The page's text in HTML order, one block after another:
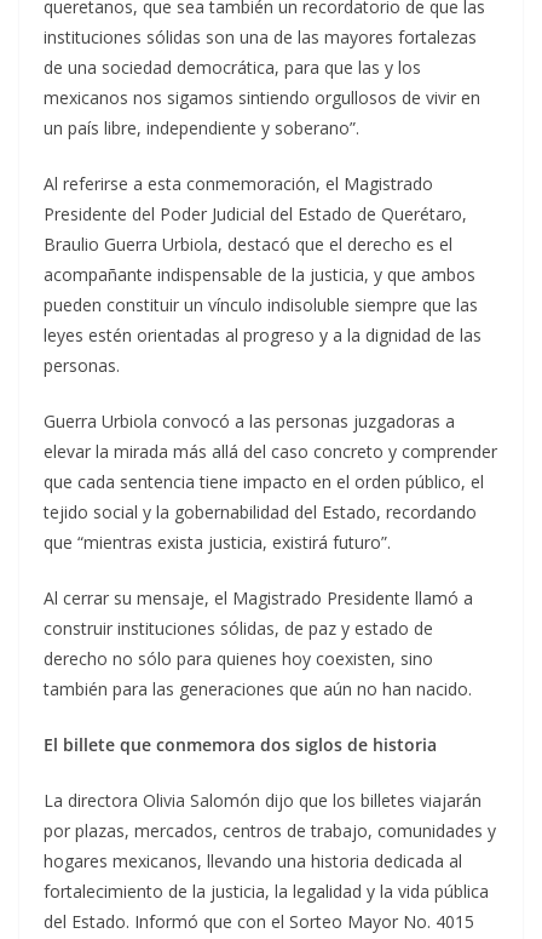
queretanos, que sea también un recordatorio de que las
instituciones sólidas son una de las mayores fortalezas
de una sociedad democrática, para que las y los
mexicanos nos sigamos sintiendo orgullosos de vivir en
un país libre, independiente y soberano”.
Al referirse a esta conmemoración, el Magistrado
Presidente del Poder Judicial del Estado de Querétaro,
Braulio Guerra Urbiola, destacó que el derecho es el
acompañante indispensable de la justicia, y que ambos
pueden constituir un vínculo indisoluble siempre que las
leyes estén orientadas al progreso y a la dignidad de las
personas.
Guerra Urbiola convocó a las personas juzgadoras a
elevar la mirada más allá del caso concreto y comprender
que cada sentencia tiene impacto en el orden público, el
tejido social y la gobernabilidad del Estado, recordando
que “mientras exista justicia, existirá futuro”.
Al cerrar su mensaje, el Magistrado Presidente llamó a
construir instituciones sólidas, de paz y estado de
derecho no sólo para quienes hoy coexisten, sino
también para las generaciones que aún no han nacido.
El billete que conmemora dos siglos de historia
La directora Olivia Salomón dijo que los billetes viajarán
por plazas, mercados, centros de trabajo, comunidades y
hogares mexicanos, llevando una historia dedicada al
fortalecimiento de la justicia, la legalidad y la vida pública
del Estado. Informó que con el Sorteo Mayor No. 4015